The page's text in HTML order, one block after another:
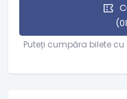
Puteți cumpăra bilete cu